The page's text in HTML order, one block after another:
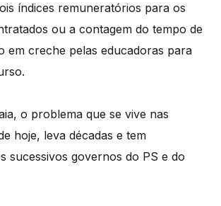
índices remuneratórios para os
ou a contagem do tempo de
em creche pelas educadoras para
o problema que se vive nas
hoje, leva décadas e tem
sucessivos governos do PS e do